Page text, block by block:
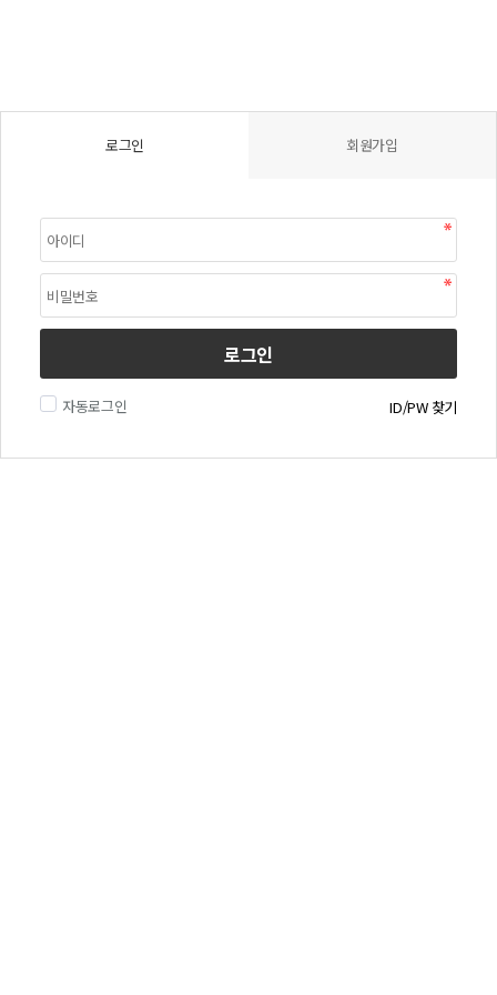
로그인 회원가입
로그인
자동로그인 ID/PW 찾기